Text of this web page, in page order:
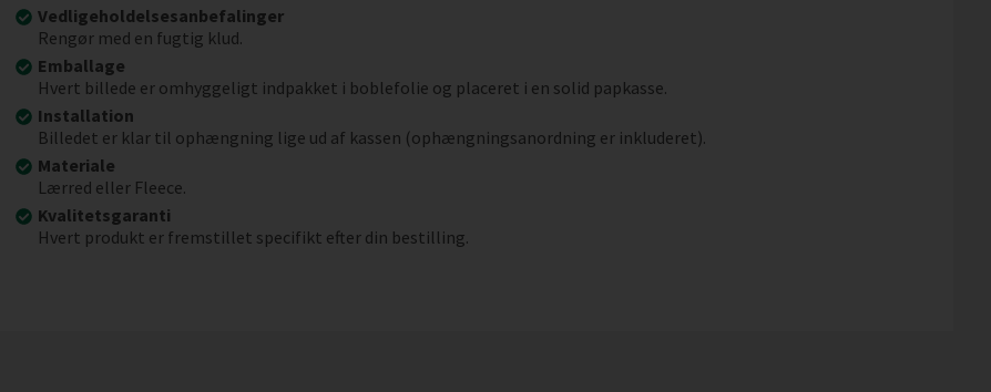
Vedligeholdelsesanbefalinger
Rengør med en fugtig klud.
Emballage
Hvert billede er omhyggeligt indpakket i boblefolie og placeret i en solid papkasse.
Installation
Billedet er klar til ophængning lige ud af kassen (ophængningsanordning er inkluderet).
Materiale
Lærred eller Fleece.
Kvalitetsgaranti
Hvert produkt er fremstillet specifikt efter din bestilling.